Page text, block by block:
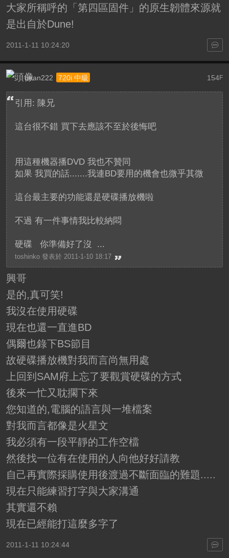
大家所稱呼的「第四區固件」的原生韌體來源就
是出自於Dune!
2011-1-11 10:24:20
154F
dean222 720i 中級
引用: 陳兄
這台很不錯 買下去應該不至於後悔吧
用這種機器播DVD 我也不贊同
如果 我買的話.......我連BD要用的機會也微乎其微
這台最主要的功能還是硬碟播放機啦
不過 有一件事情我比較納悶
硬碟 你準備好了沒 ...
toshinko 發表於 2011-1-10 18:17
興哥
是的,真可笑!
我沒在使用硬碟
現在也還一直進BD
偶爾也錄下BS節目
故硬碟播放機對我而言尚無用處
上回到SAM府上忘了要觀賞硬碟的方式
後來一忙又耽擱下來
您知道的,電腦的語言與一堆檔案
對我而言都像是火星文
我必須有一段平靜的工作空檔
然後找一位有在使用的人向他好好請教
自己再實際採購使用後渡過不斷面臨的難題.....
現在只能練習打字與大家溝通
其實還不賴
現在已經能打這麼多字了
2011-1-11 10:24:44